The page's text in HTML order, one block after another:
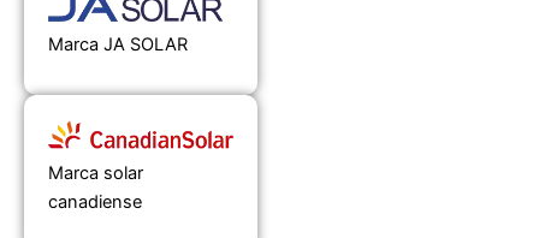
Marca JA SOLAR
Marca solar
canadiense